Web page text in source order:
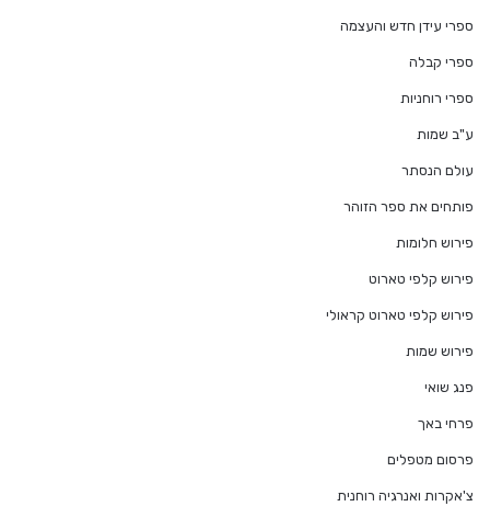
ספרי עידן חדש והעצמה
ספרי קבלה
ספרי רוחניות
ע"ב שמות
עולם הנסתר
פותחים את ספר הזוהר
פירוש חלומות
פירוש קלפי טארוט
פירוש קלפי טארוט קראולי
פירוש שמות
פנג שואי
פרחי באך
פרסום מטפלים
צ'אקרות ואנרגיה רוחנית